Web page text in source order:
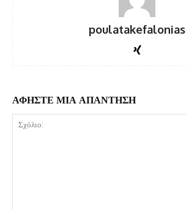
poulatakefalonias
ΑΦΗΣΤΕ ΜΙΑ ΑΠΑΝΤΗΣΗ